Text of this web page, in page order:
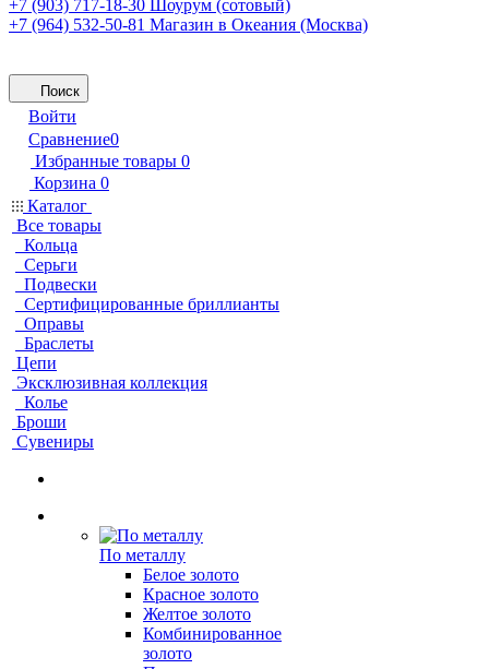
+7 (903) 717-18-30
Шоурум (сотовый)
+7 (964) 532-50-81 Магазин в Океания (Москва)
Поиск
Войти
Сравнение0
Избранные товары 0
Корзина 0
Каталог
Все товары
Кольца
Серьги
Подвески
Сертифицированные бриллианты
Оправы
Браслеты
Цепи
Эксклюзивная коллекция
Колье
Броши
Сувениры
По металлу
Белое золото
Красное золото
Желтое золото
Комбинированное
золото